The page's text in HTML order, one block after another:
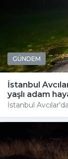
GÜNDEM
İstanbul
yaşlı adam
İstanbul